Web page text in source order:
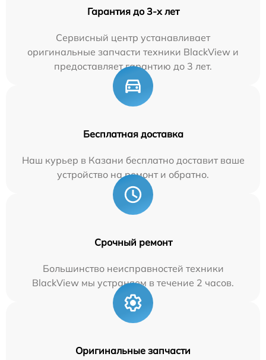
Гарантия до 3-х лет
Сервисный центр устанавливает
оригинальные запчасти техники BlackView и
предоставляет гарантию до 3 лет.
Бесплатная доставка
Наш курьер в Казани бесплатно доставит ваше
устройство на ремонт и обратно.
Срочный ремонт
Большинство неисправностей техники
BlackView мы устраняем в течение 2 часов.
Оригинальные запчасти